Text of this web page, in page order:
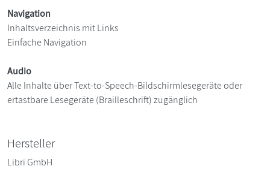
Navigation
Inhaltsverzeichnis mit Links
Einfache Navigation
Audio
Alle Inhalte über Text-to-Speech-Bildschirmlesegeräte oder
ertastbare Lesegeräte (Brailleschrift) zugänglich
Hersteller
Libri GmbH